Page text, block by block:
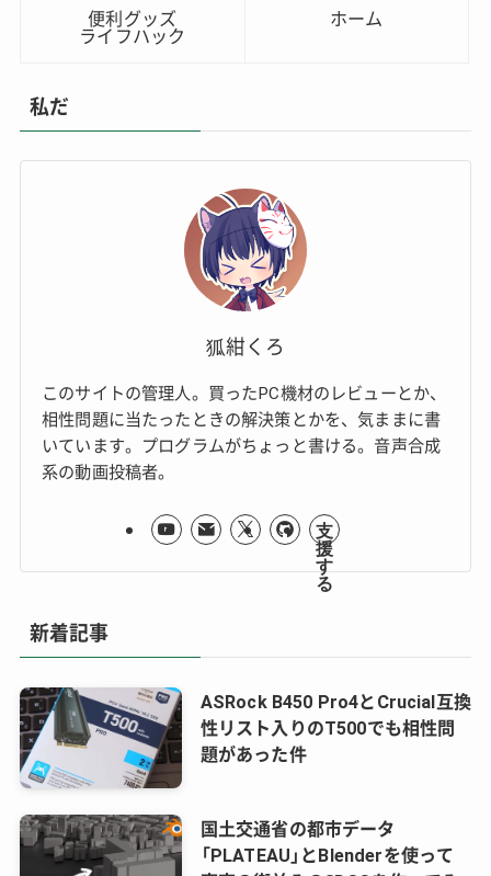
便利グッズ
ライフハック
ホーム
私だ
狐紺くろ
このサイトの管理人。買ったPC機材のレビューとか、
相性問題に当たったときの解決策とかを、気ままに書
いています。プログラムがちょっと書ける。音声合成
系の動画投稿者。
新着記事
ASRock B450 Pro4とCrucial互換
性リスト入りのT500でも相性問
題があった件
国土交通省の都市データ
「PLATEAU」とBlenderを使って